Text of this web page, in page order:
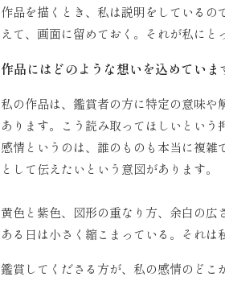
作品を描くとき、私は説明をしている
えて、画面に留めておく。それが私にと
作品にはどのような想いを込めていま
私の作品は、鑑賞者の方に特定の意味
あります。こう読み取ってほしいという
感情というのは、誰のものも本当に複
として伝えたいという意図があります。
黄色と紫色、図形の重なり方、余白の広
ある日は小さく縮こまっている。それは
鑑賞してくださる方が、私の感情のど